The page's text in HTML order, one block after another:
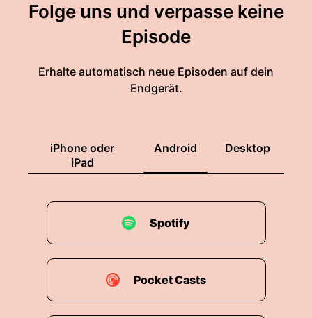
Folge uns und verpasse keine
Episode
Erhalte automatisch neue Episoden auf dein
Endgerät.
iPhone oder
iPad
Android Desktop
Spotify
Pocket Casts